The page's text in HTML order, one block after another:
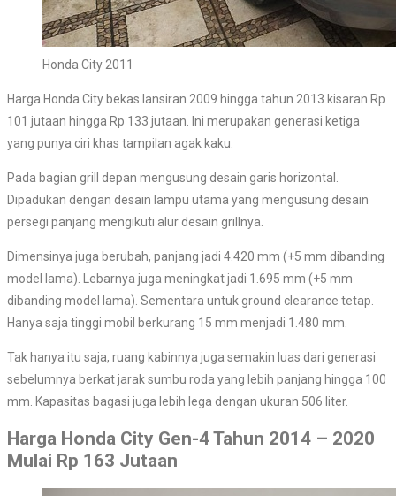
Honda City 2011
Harga Honda City bekas lansiran 2009 hingga tahun 2013 kisaran Rp
101 jutaan hingga Rp 133 jutaan. Ini merupakan generasi ketiga
yang punya ciri khas tampilan agak kaku.
Pada bagian grill depan mengusung desain garis horizontal.
Dipadukan dengan desain lampu utama yang mengusung desain
persegi panjang mengikuti alur desain grillnya.
Dimensinya juga berubah, panjang jadi 4.420 mm (+5 mm dibanding
model lama). Lebarnya juga meningkat jadi 1.695 mm (+5 mm
dibanding model lama). Sementara untuk ground clearance tetap.
Hanya saja tinggi mobil berkurang 15 mm menjadi 1.480 mm.
Tak hanya itu saja, ruang kabinnya juga semakin luas dari generasi
sebelumnya berkat jarak sumbu roda yang lebih panjang hingga 100
mm. Kapasitas bagasi juga lebih lega dengan ukuran 506 liter.
Harga Honda City Gen-4 Tahun 2014 – 2020
Mulai Rp 163 Jutaan